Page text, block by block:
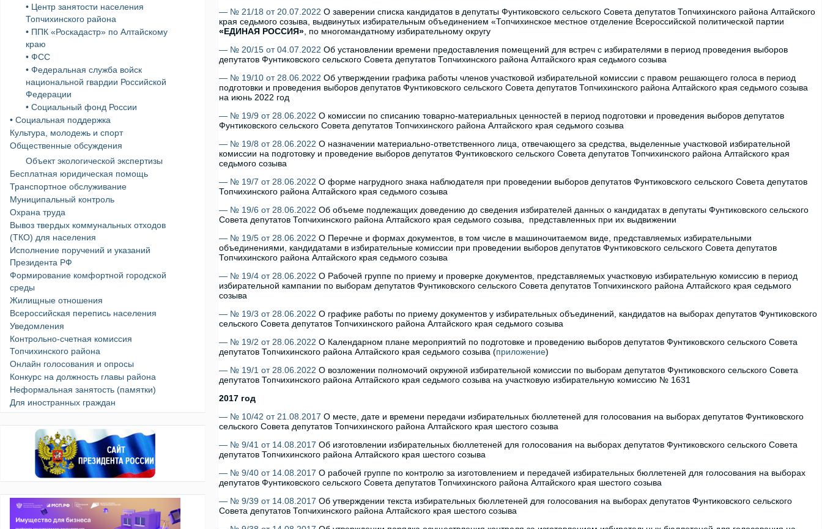
— № 21/18 от 20.07.2022 О заверении списка кандидатов в депутаты Фунтиковского сельского Совета депутатов Топчихинского района Алтайского
края седьмого созыва, выдвинутых избирательным объединением «Топчихинское местное отделение Всероссийской политической партии
«ЕДИНАЯ РОССИЯ» , по многомандатному избирательному округу
— № 20/15 от 04.07.2022 Об установлении времени предоставления помещений для встреч с избирателями в период проведения выборов
депутатов Фунтиковского сельского Совета депутатов Топчихинского района Алтайского края седьмого созыва
— № 19/10 от 28.06.2022 Об утверждении графика работы членов участковой избирательной комиссии с правом решающего голоса в период
подготовки и проведения выборов депутатов Фунтиковского сельского Совета депутатов Топчихинского района Алтайского края седьмого созыва
на июнь 2022 год
— № 19/9 от 28.06.2022 О комиссии по списанию товарно-материальных ценностей в период подготовки и проведения выборов депутатов
Фунтиковского сельского Совета депутатов Топчихинского района Алтайского края седьмого созыва
— № 19/8 от 28.06.2022 О назначении материально-ответственного лица, отвечающего за средства, выделенные участковой избирательной
комиссии на подготовку и проведение выборов депутатов Фунтиковского сельского Совета депутатов Топчихинского района Алтайского края
седьмого созыва
— № 19/7 от 28.06.2022 О форме нагрудного знака наблюдателя при проведении выборов депутатов Фунтиковского сельского Совета депутатов
Топчихинского района Алтайского края седьмого созыва
— № 19/6 от 28.06.2022 Об объеме подлежащих доведению до сведения избирателей данных о кандидатах в депутаты Фунтиковского сельского
Совета депутатов Топчихинского района Алтайского края седьмого созыва, представленных при их выдвижении
— № 19/5 от 28.06.2022 О Перечне и формах документов, в том числе в машиночитаемом виде, представляемых избирательными
объединениями, кандидатами в избирательные комиссии при проведении выборов депутатов Фунтиковского сельского Совета депутатов
Топчихинского района Алтайского края седьмого созыва
— № 19/4 от 28.06.2022 О Рабочей группе по приему и проверке документов, представляемых участковую избирательную комиссию в период
избирательной кампании по выборам депутатов Фунтиковского сельского Совета депутатов Топчихинского района Алтайского края седьмого
созыва
— № 19/3 от 28.06.2022 О графике работы по приему документов у избирательных объединений, кандидатов на выборах депутатов Фунтиковского
сельского Совета депутатов Топчихинского района Алтайского края седьмого созыва
— № 19/2 от 28.06.2022 О Календарном плане мероприятий по подготовке и проведению выборов депутатов Фунтиковского сельского Совета
депутатов Топчихинского района Алтайского края седьмого созыва (приложение)
— № 19/1 от 28.06.2022 О возложении полномочий окружной избирательной комиссии по выборам депутатов Фунтиковского сельского Совета
депутатов Топчихинского района Алтайского края седьмого созыва на участковую избирательную комиссию № 1631
2017 год
— № 10/42 от 21.08.2017 О месте, дате и времени передачи избирательных бюллетеней для голосования на выборах депутатов Фунтиковского
сельского Совета депутатов Топчихинского района Алтайского края шестого созыва
— № 9/41 от 14.08.2017 Об изготовлении избирательных бюллетеней для голосования на выборах депутатов Фунтиковского сельского Совета
депутатов Топчихинского района Алтайского края шестого созыва
— № 9/40 от 14.08.2017 О рабочей группе по контролю за изготовлением и передачей избирательных бюллетеней для голосования на выборах
депутатов Фунтиковского сельского Совета депутатов Топчихинского района Алтайского края шестого созыва
— № 9/39 от 14.08.2017 Об утверждении текста избирательных бюллетеней для голосования на выборах депутатов Фунтиковского сельского
Совета депутатов Топчихинского района Алтайского края шестого созыва
• Центр занятости населения
Топчихинского района
• ППК «Роскадастр» по Алтайскому
краю
• ФСС
• Федеральная служба войск
национальной гвардии Российской
Федерации
• Социальный фонд России
• Социальная поддержка
Культура, молодежь и спорт
Общественные обсуждения
Объект экологической экспертизы
Бесплатная юридическая помощь
Транспортное обслуживание
Муниципальный контроль
Охрана труда
Вывоз твердых коммунальных отходов
(ТКО) для населения
Исполнение поручений и указаний
Президента РФ
Формирование комфортной городской
среды
Жилищные отношения
Всероссийская перепись населения
Уведомления
Контрольно-счетная комиссия
Топчихинского района
Онлайн голосования и опросы
Конкурс на должность главы района
Неформальная занятость (памятки)
Для иностранных граждан